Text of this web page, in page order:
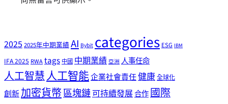
20252025年中期業績AI Bybitcategories ESG IBM
IFA 2025 RWAtags 中國 中期業績 亞洲 人事任命
人工智慧人工智能企業社會責任健康全球化
創新加密貨幣區塊鏈可持續發展合作國際